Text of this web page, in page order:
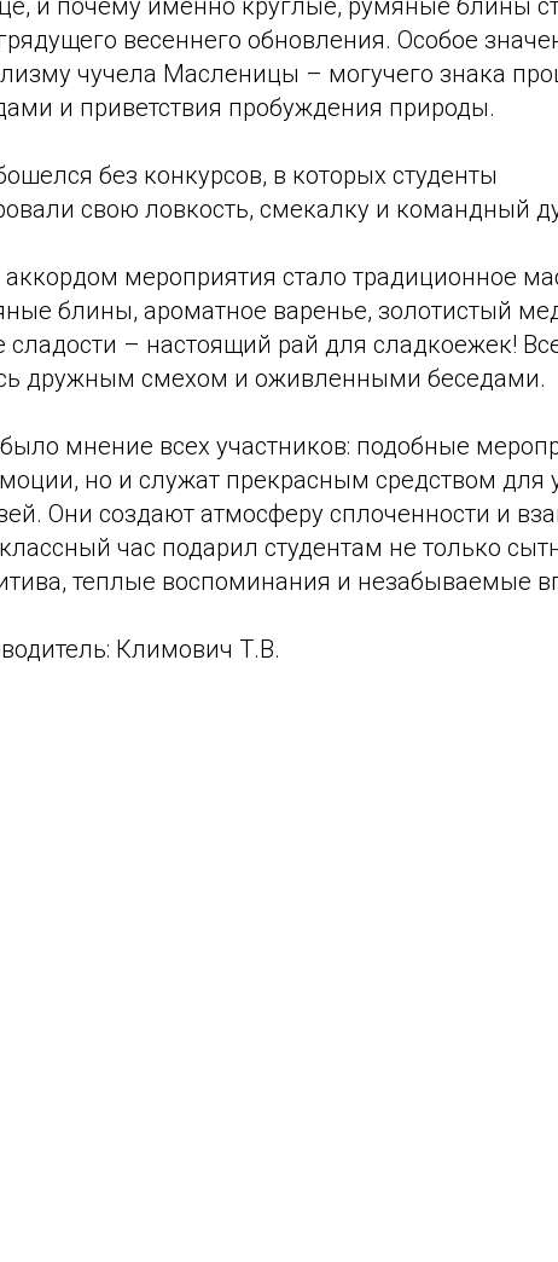
и почему именно круглые, румяные блины
весеннего обновления. Особое
чучела Масленицы – могучего знака
и приветствия пробуждения природы.
без конкурсов, в которых студенты
свою ловкость, смекалку и командный
мероприятия стало традиционное
блины, ароматное варенье, золотистый
сладости – настоящий рай для сладкоежек!
дружным смехом и оживленными беседами.
мнение всех участников: подобные
но и служат прекрасным средством для
Они создают атмосферу сплоченности и
час подарил студентам не только
теплые воспоминания и незабываемые
Климович Т.В.